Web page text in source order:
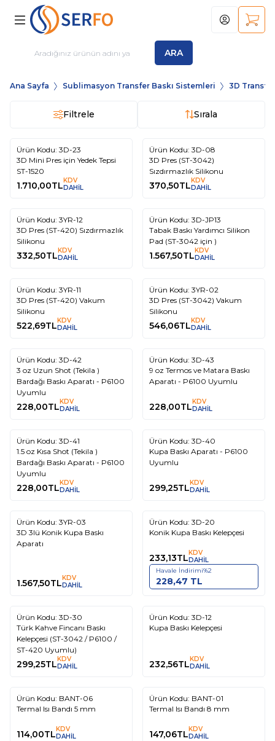
ARA
Hesabım
Ana Sayfa Sublimasyon Transfer Baskı Sistemleri 3D
Filtrele Sırala
Ürün Kodu: 3D-23
3D Mini Pres için Yedek Tepsi
ST-1520
1.710,00TLKDV
DAHİL
Ürün Kodu: 3D-08
3D Pres (ST-3042)
Sızdırmazlık Silikonu
370,50TLKDV
DAHİL
Ürün Kodu: 3YR-12
3D Pres (ST-420) Sızdırmazlık
Silikonu
332,50TLKDV
DAHİL
Ürün Kodu: 3D-JP13
Tabak Baskı Yardımcı Silikon
Pad (ST-3042 için )
1.567,50TLKDV
DAHİL
Ürün Kodu: 3YR-11
3D Pres (ST-420) Vakum
Silikonu
522,69TLKDV
DAHİL
Ürün Kodu: 3YR-02
3D Pres (ST-3042) Vakum
Silikonu
546,06TLKDV
DAHİL
Ürün Kodu: 3D-42
3 oz Uzun Shot (Tekila )
Bardağı Baskı Aparatı - P6100
Uyumlu
228,00TLKDV
DAHİL
Ürün Kodu: 3D-43
9 oz Termos ve Matara Baskı
Aparatı - P6100 Uyumlu
228,00TLKDV
DAHİL
Ürün Kodu: 3D-41
1.5 oz Kısa Shot (Tekila )
Bardağı Baskı Aparatı - P6100
Uyumlu
228,00TLKDV
DAHİL
Ürün Kodu: 3D-40
Kupa Baskı Aparatı - P6100
Uyumlu
299,25TLKDV
DAHİL
Ürün Kodu: 3YR-03
3D 3lü Konik Kupa Baskı
Aparatı
1.567,50TLKDV
DAHİL
Ürün Kodu: 3D-20
Konik Kupa Baskı Kelepçesi
233,13TLKDV
DAHİL
Havale İndirimi%2
228,47 TL
Ürün Kodu: 3D-30
Türk Kahve Fincanı Baskı
Kelepçesi (ST-3042 / P6100 /
ST-420 Uyumlu)
299,25TLKDV
DAHİL
Ürün Kodu: 3D-12
Kupa Baskı Kelepçesi
232,56TLKDV
DAHİL
Ürün Kodu: BANT-06
Termal Isı Bandı 5 mm
114,00TLKDV
DAHİL
Ürün Kodu: BANT-01
Termal Isı Bandı 8 mm
147,06TLKDV
DAHİL